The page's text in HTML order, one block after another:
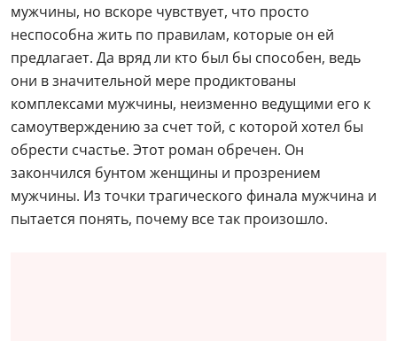
мужчины, но вскоре чувствует, что просто
неспособна жить по правилам, которые он ей
предлагает. Да вряд ли кто был бы способен, ведь
они в значительной мере продиктованы
комплексами мужчины, неизменно ведущими его к
самоутверждению за счет той, с которой хотел бы
обрести счастье. Этот роман обречен. Он
закончился бунтом женщины и прозрением
мужчины. Из точки трагического финала мужчина и
пытается понять, почему все так произошло.